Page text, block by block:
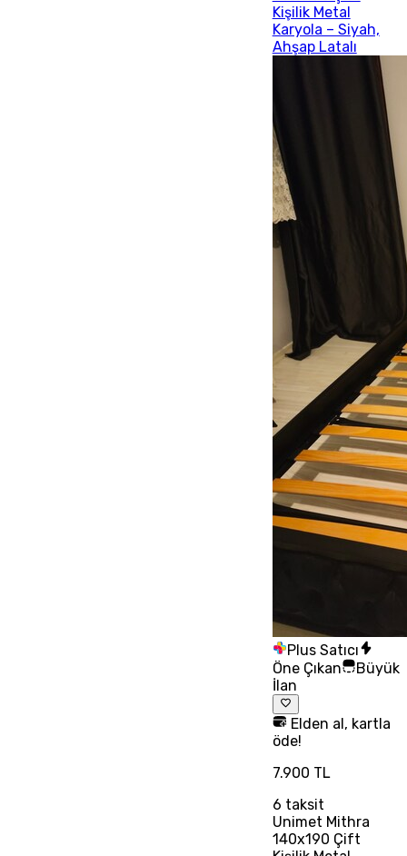
Kişilik Metal
Karyola – Siyah,
Ahşap Latalı
Plus Satıcı
Öne Çıkan
Büyük
İlan
Elden al, kartla
öde!
7.900 TL
6 taksit
Unimet Mithra
140x190 Çift